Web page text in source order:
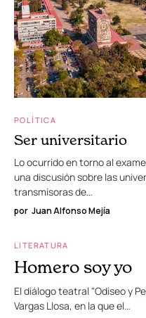
POLÍTICA
Ser universitario
Lo ocurrido en torno al
una discusión sobre las
transmisoras de…
por Juan Alfonso Mejía
LITERATURA
Homero soy yo
El diálogo teatral "Odiseo y
Vargas Llosa, en la que el…